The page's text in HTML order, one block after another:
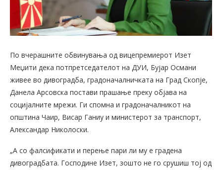
По вчерашните обвинувања од вицепремиерот Изет
Меџити дека потпретседателот на ДУИ, Бујар Османи
живее во дивоградба, градоначалничката на Град Скопје,
Данела Арсовска постави прашање преку објава на
социјалните мрежи. Ги спомна и градоначалникот на
општина Чаир, Висар Ганиу и министерот за транспорт,
Александар Николоски.
„А со фалсификати и перење пари ли му е градена
дивоградбата. Господине Изет, зошто не го срушиш тој од